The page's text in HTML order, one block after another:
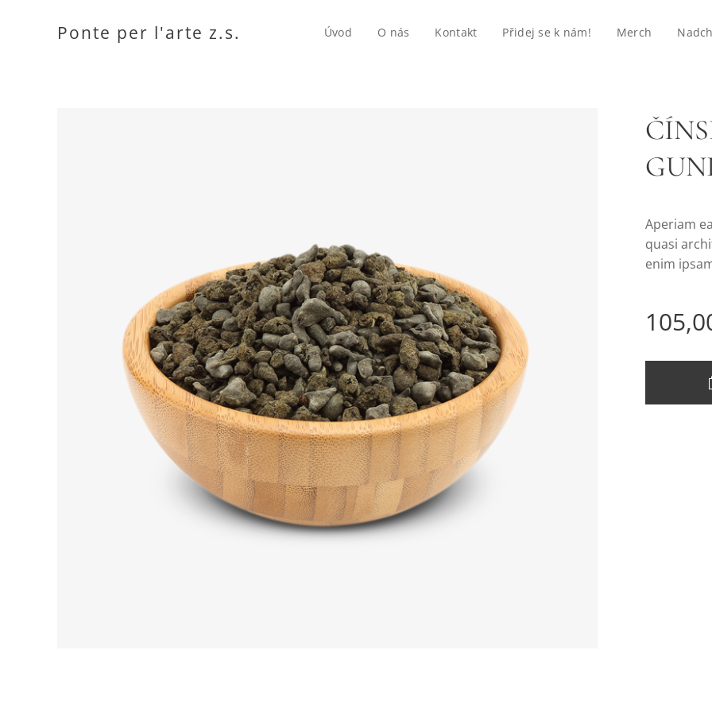
Ponte per l'arte z.s. Úvod O nás Kontakt Přidej se k nám! Merch
Aperiam
quasi
enim